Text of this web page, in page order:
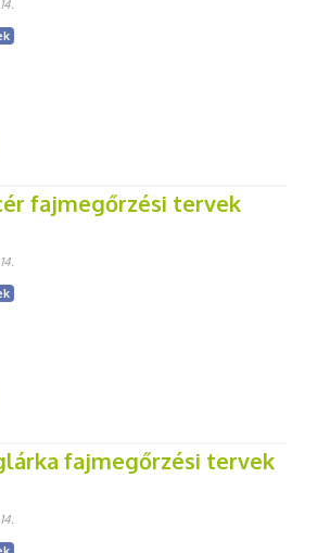
fajmegőrzési tervek
fajmegőrzési tervek